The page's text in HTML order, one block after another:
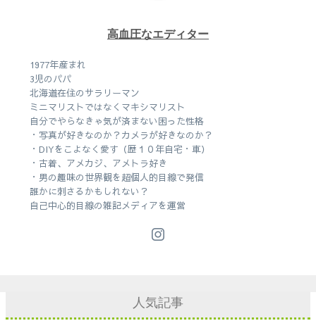
高血圧なエディター
1977年産まれ
3児のパパ
北海道在住のサラリーマン
ミニマリストではなくマキシマリスト
自分でやらなきゃ気が済まない困った性格
・写真が好きなのか？カメラが好きなのか？
・DIYをこよなく愛す（歴１０年自宅・車）
・古着、アメカジ、アメトラ好き
・男の趣味の世界観を超個人的目線で発信
誰かに刺さるかもしれない？
自己中心的目線の雑記メディアを運営
人気記事